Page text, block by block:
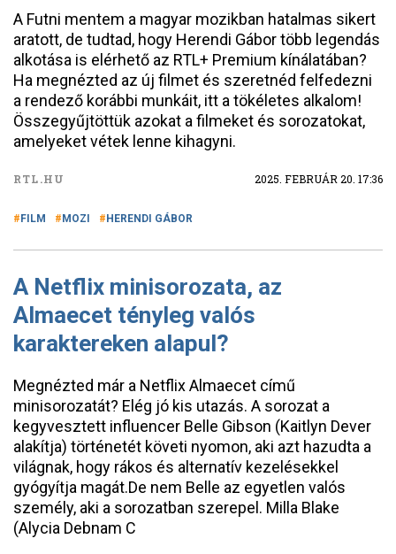
A Futni mentem a magyar mozikban hatalmas sikert
aratott, de tudtad, hogy Herendi Gábor több legendás
alkotása is elérhető az RTL+ Premium kínálatában?
Ha megnézted az új filmet és szeretnéd felfedezni
a rendező korábbi munkáit, itt a tökéletes alkalom!
Összegyűjtöttük azokat a filmeket és sorozatokat,
amelyeket vétek lenne kihagyni.
RTL.HU 2025. FEBRUÁR 20. 17:36
FILM MOZI HERENDI GÁBOR
A Netflix minisorozata, az
Almaecet tényleg valós
karaktereken alapul?
Megnézted már a Netflix Almaecet című
minisorozatát? Elég jó kis utazás. A sorozat a
kegyvesztett influencer Belle Gibson (Kaitlyn Dever
alakítja) történetét követi nyomon, aki azt hazudta a
világnak, hogy rákos és alternatív kezelésekkel
gyógyítja magát.De nem Belle az egyetlen valós
személy, aki a sorozatban szerepel. Milla Blake
(Alycia Debnam C